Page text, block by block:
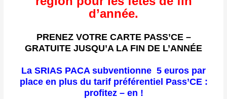
d’année.
PRENEZ VOTRE CARTE PASS’CE –
GRATUITE JUSQU’A LA FIN DE L’ANNÉE
La SRIAS PACA subventionne 5 euros par
place en plus du tarif préférentiel Pass’CE :
profitez – en !